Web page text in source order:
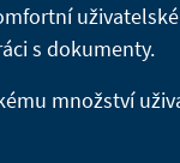
s dokumenty.
množství